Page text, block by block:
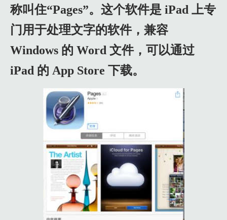
称叫住“Pages”。这个软件是 iPad 上专
门用于处理文字的软件，兼容
Windows 的 Word 文件，可以通过
iPad 的 App Store 下载。
2.0 1.还是以这个文档为例，点击右上角的“设置”。
2.1 2.随后在菜单选项中选择“共享与打印”。
2.2 3.这里与之前不同的是选择“用其它应用程序打开”。
2.3 4.接下来选择发送文件的类型，这里请点击“PDF”类型.
2.4 5.点击“选择应用程序”按钮。
2.5 6.然后就可以选择在 iPad 上的其它应用程序来打开，这里以
2.1 1.百度搜【源代码设计笔记】。
2.2 2.点击【DEMO】。
2.3 3.点击在线解码。
2.4 4.点击蓝色字体。
2.5 5.看到工具，输入邮箱号。
2.6 6.工具会发到邮箱中，可以永久使用。